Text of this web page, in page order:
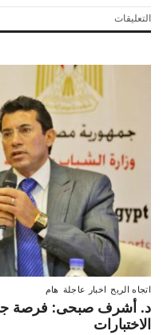
التعليقاتعلى
بالصور
الرئيس
الجديدة
مغلقة
اتجاه الريح اخبار عاجلة هام
د. أشرف صبحى: فرصة
الاختبارات